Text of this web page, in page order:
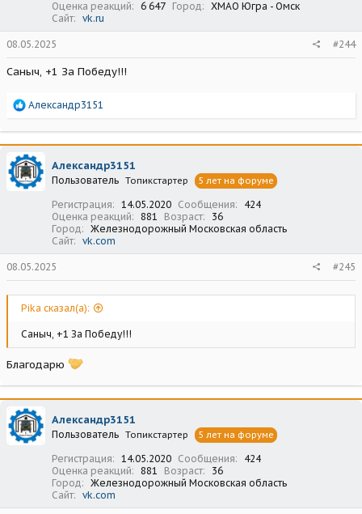
Оценка реакций 6 647 Город
ХМАО Югра - Омск
Сайт
vk.ru
08.05.2025 #244
Саныч, +1 За Победу!!!
Р
а
к
ц
и
и
Александр3151
Александр3151
Пользователь Топикстартер 5 лет на форуме
Регистрация 14.05.2020 Сообщения
424
Оценка реакций
881 Возраст
36
Город
Железнодорожный Московская область
Сайт
vk.com
08.05.2025 #245
Pika сказал(а):
Саныч, +1 За Победу!!!
Благодарю
Александр3151
Пользователь Топикстартер 5 лет на форуме
Регистрация 14.05.2020 Сообщения
424
Оценка реакций
881 Возраст
36
Город
Железнодорожный Московская область
Сайт
vk.com